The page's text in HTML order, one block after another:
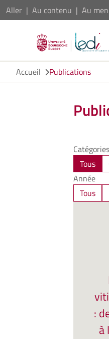
Aller Au contenu Au
Accueil
Publications
Tous
Année
Tous
:
à